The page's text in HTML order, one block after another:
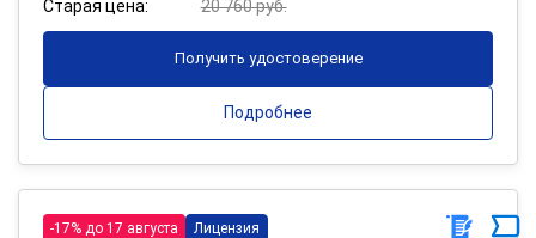
Старая цена:
20 760 руб.
Получить удостоверение
Подробнее
-17% до 17 августа Лицензия